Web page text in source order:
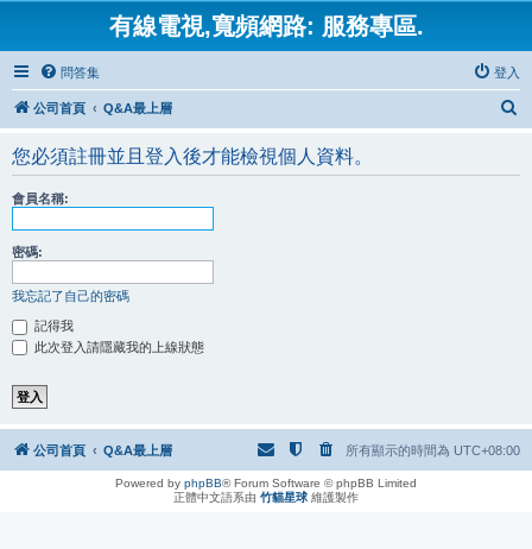
有線電視,寬頻網路: 服務專區.
問答集 登入
公司首頁 Q&A最上層
您必須註冊並且登入後才能檢視個人資料。
會員名稱:
密碼:
我忘記了自己的密碼
記得我
此次登入請隱藏我的上線狀態
公司首頁 Q&A最上層 所有顯示的時間為 UTC+08:00
Powered by phpBB® Forum Software © phpBB Limited
正體中文語系由 竹貓星球 維護製作